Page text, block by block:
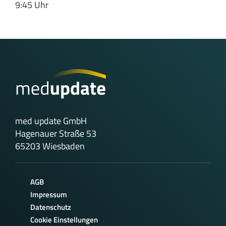
9:45 Uhr
med update GmbH
Hagenauer Straße 53
65203 Wiesbaden
AGB
Impressum
Datenschutz
Cookie Einstellungen